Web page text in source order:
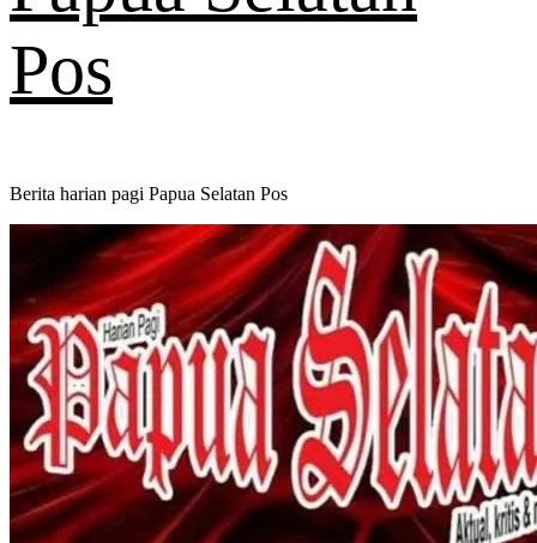
Pos
Berita harian pagi Papua Selatan Pos
Primary